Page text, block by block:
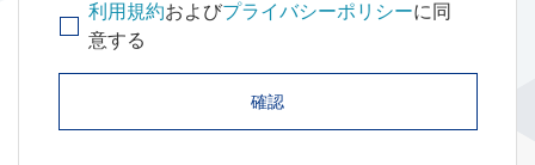
利用規約およびプライバシーポリシーに同
意する
確認